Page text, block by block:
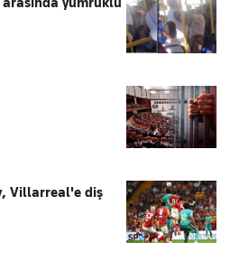
Villarreal'e diş